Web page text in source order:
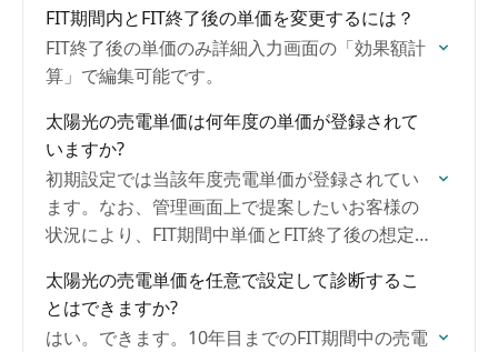
調整することにより太陽光パネルメーカーの試
算値の近似値になるような調整が可能です。
FIT期間内とFIT終了後の単価を変更するには？
FIT終了後の単価のみ詳細入力画面の「効果額計
算」で編集可能です。
太陽光の売電単価は何年度の単価が登録されて
いますか?
初期設定では当該年度売電単価が登録されてい
ます。なお、管理画面上で提案したいお客様の
状況により、FIT期間中単価とFIT終了後の想定単
太陽光の売電単価を任意で設定して診断するこ
とはできますか?
はい。できます。10年目までのFIT期間中の売電